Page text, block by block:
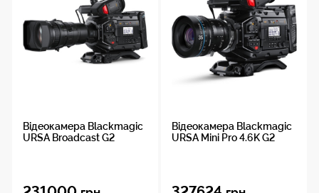
Відеокамера Blackmagic
URSA Broadcast G2
Відеокамера Blackmagic
URSA Mini Pro 4.6K G2